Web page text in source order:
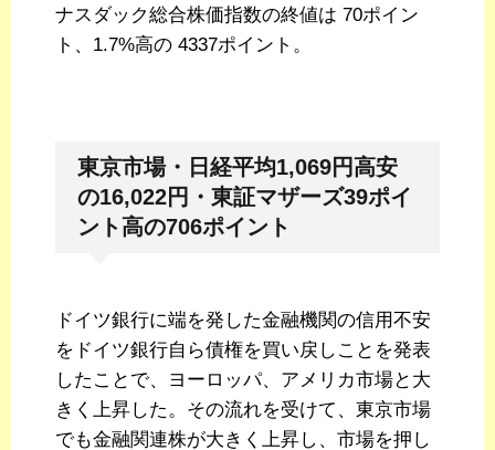
ナスダック総合株価指数の終値は 70ポイン
ト、1.7%高の 4337ポイント。
東京市場・日経平均1,069円高安
の16,022円・東証マザーズ39ポイ
ント高の706ポイント
ドイツ銀行に端を発した金融機関の信用不安
をドイツ銀行自ら債権を買い戻しことを発表
したことで、ヨーロッパ、アメリカ市場と大
きく上昇した。その流れを受けて、東京市場
でも金融関連株が大きく上昇し、市場を押し